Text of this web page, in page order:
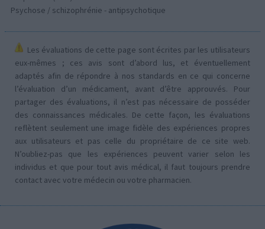
Psychose / schizophrénie - antipsychotique
Les évaluations de cette page sont écrites par les utilisateurs
eux-mêmes ; ces avis sont d’abord lus, et éventuellement
adaptés afin de répondre à nos standards en ce qui concerne
l’évaluation d’un médicament, avant d’être approuvés. Pour
partager des évaluations, il n’est pas nécessaire de posséder
des connaissances médicales. De cette façon, les évaluations
reflètent seulement une image fidèle des expériences propres
aux utilisateurs et pas celle du propriétaire de ce site web.
N’oubliez-pas que les expériences peuvent varier selon les
individus et que pour tout avis médical, il faut toujours prendre
contact avec votre médecin ou votre pharmacien.